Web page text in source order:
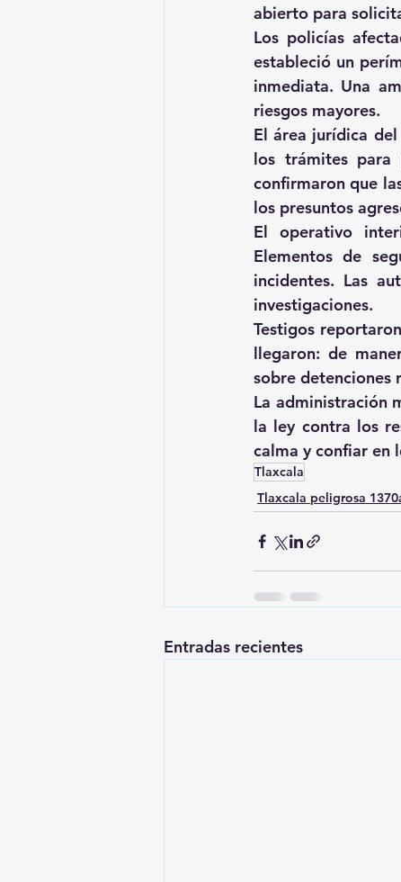
abierto para
Los policías
estableció un
inmediata. Una
riesgos mayores.
El área jurídica
los trámites para
confirmaron que
los presuntos
El operativo
Elementos de
incidentes. Las
investigaciones.
Testigos
llegaron: de
sobre detenciones
La administración
la ley contra los
calma y confiar en
Tlaxcala
Tlaxcala peligrosa
Entradas recientes